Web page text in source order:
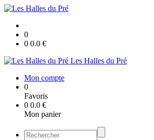
0
0 0.0 €
Les Halles du Pré
Mon compte
0
Favoris
0 0.0 €
Mon panier